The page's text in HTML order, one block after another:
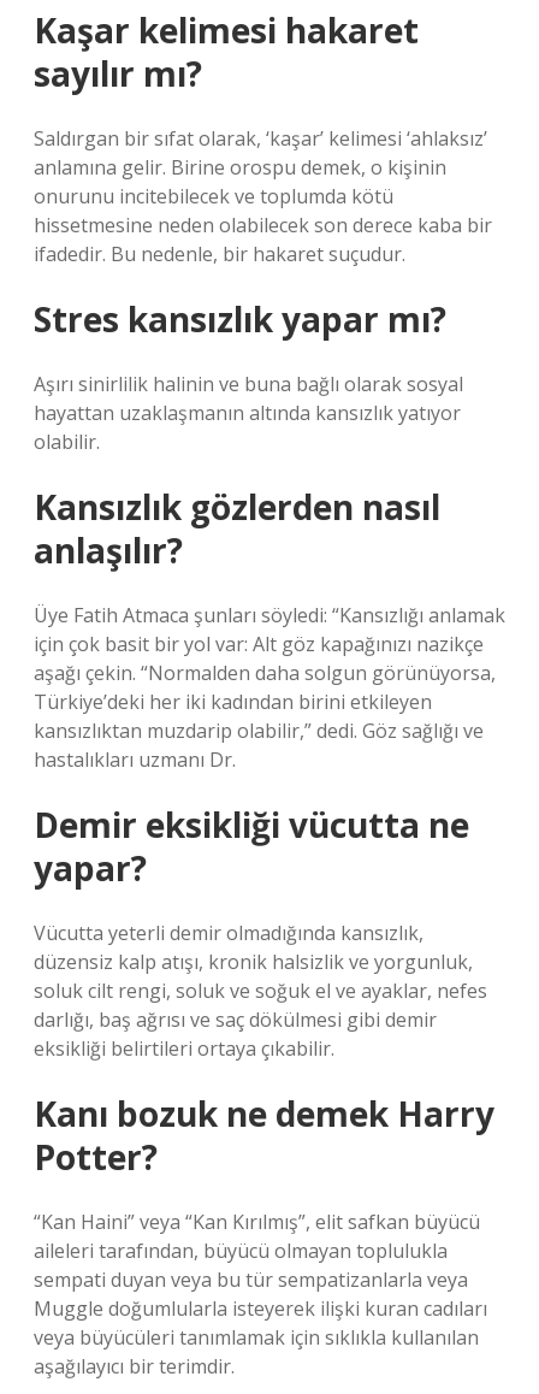
Kaşar kelimesi hakaret
sayılır mı?
Saldırgan bir sıfat olarak, ‘kaşar’ kelimesi ‘ahlaksız’
anlamına gelir. Birine orospu demek, o kişinin
onurunu incitebilecek ve toplumda kötü
hissetmesine neden olabilecek son derece kaba bir
ifadedir. Bu nedenle, bir hakaret suçudur.
Stres kansızlık yapar mı?
Aşırı sinirlilik halinin ve buna bağlı olarak sosyal
hayattan uzaklaşmanın altında kansızlık yatıyor
olabilir.
Kansızlık gözlerden nasıl
anlaşılır?
Üye Fatih Atmaca şunları söyledi: “Kansızlığı anlamak
için çok basit bir yol var: Alt göz kapağınızı nazikçe
aşağı çekin. “Normalden daha solgun görünüyorsa,
Türkiye’deki her iki kadından birini etkileyen
kansızlıktan muzdarip olabilir,” dedi. Göz sağlığı ve
hastalıkları uzmanı Dr.
Demir eksikliği vücutta ne
yapar?
Vücutta yeterli demir olmadığında kansızlık,
düzensiz kalp atışı, kronik halsizlik ve yorgunluk,
soluk cilt rengi, soluk ve soğuk el ve ayaklar, nefes
darlığı, baş ağrısı ve saç dökülmesi gibi demir
eksikliği belirtileri ortaya çıkabilir.
Kanı bozuk ne demek Harry
Potter?
“Kan Haini” veya “Kan Kırılmış”, elit safkan büyücü
aileleri tarafından, büyücü olmayan toplulukla
sempati duyan veya bu tür sempatizanlarla veya
Muggle doğumlularla isteyerek ilişki kuran cadıları
veya büyücüleri tanımlamak için sıklıkla kullanılan
aşağılayıcı bir terimdir.